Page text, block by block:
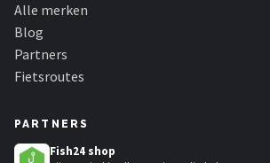
Alle merken
Blog
Partners
Fietsroutes
PARTNERS
Fish24 shop